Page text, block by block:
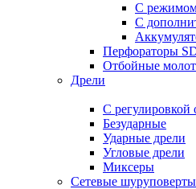
С
С
Перфораторы
Отбойные
Дрели
С регулировкой
Безударные
Ударные дрели
Угловые дрели
Миксеры
Сетевые шуруповерты